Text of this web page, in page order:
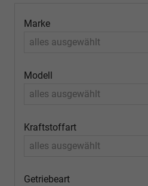
Marke
alles ausgewählt
Modell
alles ausgewählt
Kraftstoffart
alles ausgewählt
Getriebeart